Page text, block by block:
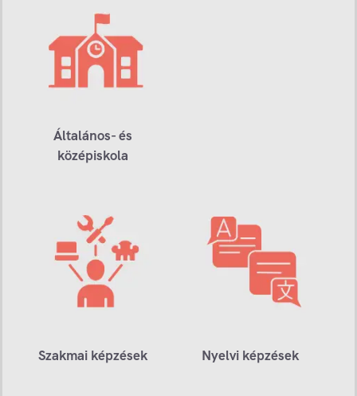
Általános- és
középiskola
Szakmai képzések Nyelvi képzések